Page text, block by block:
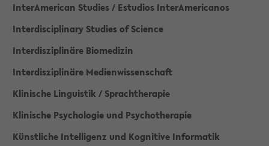
InterAmerican Studies / Estudios InterAmericanos
Interdisciplinary Studies of Science
Interdisziplinäre Biomedizin
Interdisziplinäre Medienwissenschaft
Klinische Linguistik / Sprachtherapie
Klinische Psychologie und Psychotherapie
Künstliche Intelligenz und Kognitive Informatik